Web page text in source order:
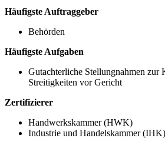
Häufigste Auftraggeber
Behörden
Häufigste Aufgaben
Gutachterliche Stellungnahmen zur
Streitigkeiten vor Gericht
Zertifizierer
Handwerkskammer (HWK)
Industrie und Handelskammer (IHK)